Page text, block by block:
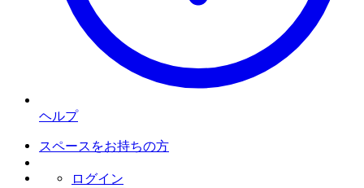
ヘルプ
スペースをお持ちの方
ログイン